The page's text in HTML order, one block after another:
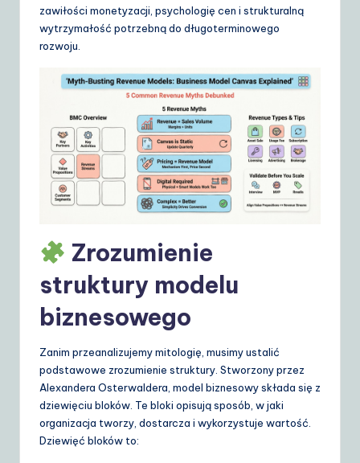
o
lu
ti
o
zawiłości monetyzacji, psychologię cen i strukturalną
wytrzymałość potrzebną do długoterminowego
rozwoju.
Zrozumienie
struktury modelu
biznesowego
Zanim przeanalizujemy mitologię, musimy ustalić
podstawowe zrozumienie struktury. Stworzony przez
Alexandera Osterwaldera, model biznesowy składa się z
dziewięciu bloków. Te bloki opisują sposób, w jaki
organizacja tworzy, dostarcza i wykorzystuje wartość.
Dziewięć bloków to: